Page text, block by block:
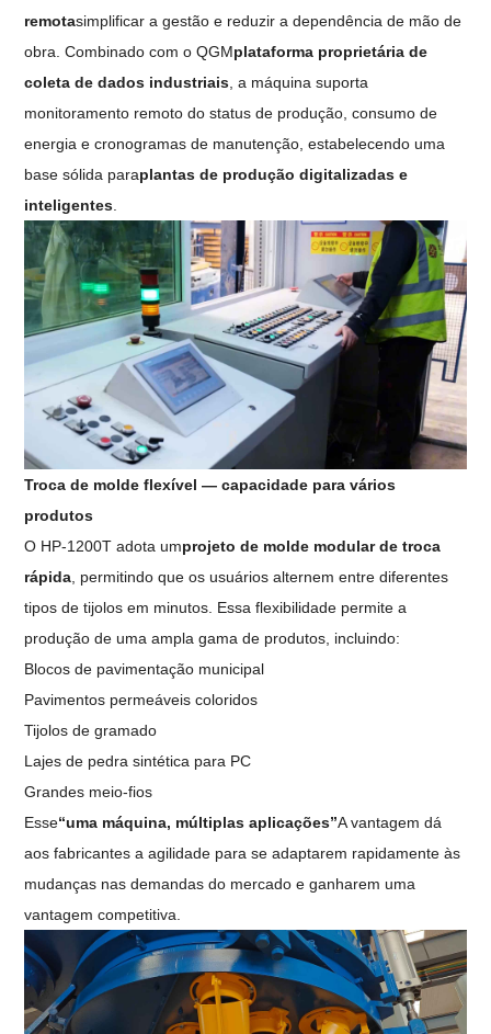
remotasimplificar a gestão e reduzir a dependência de mão de
obra. Combinado com o QGMplataforma proprietária de
coleta de dados industriais, a máquina suporta
monitoramento remoto do status de produção, consumo de
energia e cronogramas de manutenção, estabelecendo uma
base sólida paraplantas de produção digitalizadas e
inteligentes.
Troca de molde flexível — capacidade para vários
produtos
O HP-1200T adota umprojeto de molde modular de troca
rápida , permitindo que os usuários alternem entre diferentes
tipos de tijolos em minutos. Essa flexibilidade permite a
produção de uma ampla gama de produtos, incluindo:
Blocos de pavimentação municipal
Pavimentos permeáveis ​​coloridos
Tijolos de gramado
Lajes de pedra sintética para PC
Grandes meio-fios
Esse“uma máquina, múltiplas aplicações”A vantagem dá
aos fabricantes a agilidade para se adaptarem rapidamente às
mudanças nas demandas do mercado e ganharem uma
vantagem competitiva.